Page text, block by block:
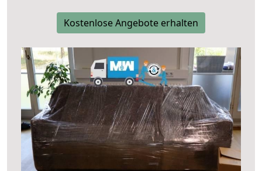
Kostenlose Angebote erhalten